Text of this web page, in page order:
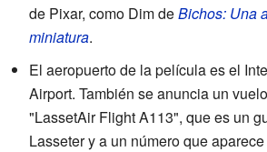
de Pixar, como Dim deBichos: Una
miniatura.
El aeropuerto de la película es el
Airport. También se anuncia un
"LassetAir Flight A113", que es un
Lasseter y a un número que